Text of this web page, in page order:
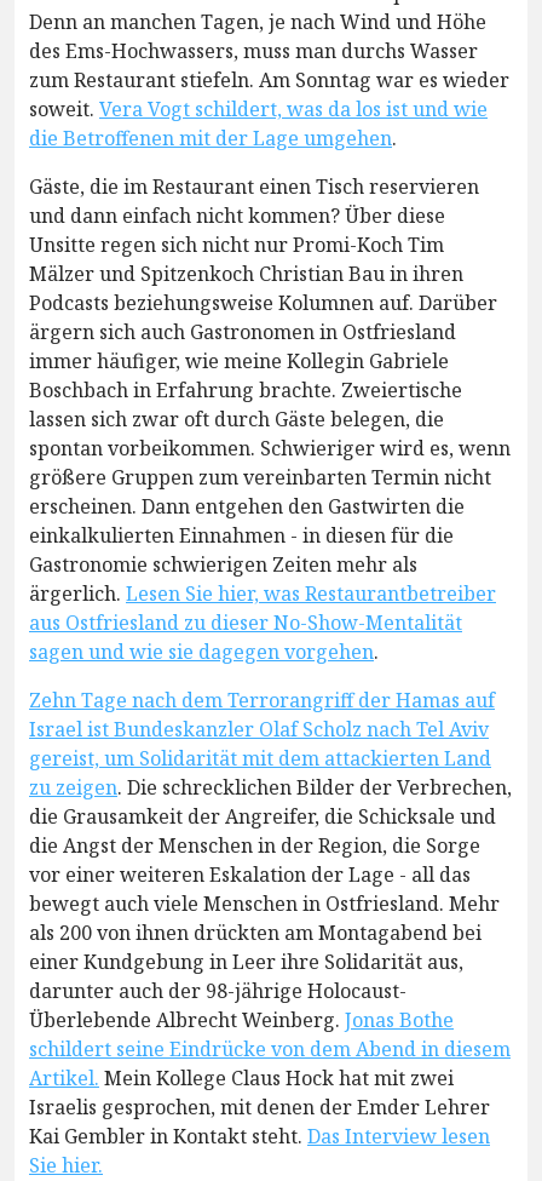
Denn an manchen Tagen, je nach Wind und Höhe
des Ems-Hochwassers, muss man durchs Wasser
zum Restaurant stiefeln. Am Sonntag war es wieder
soweit. Vera Vogt schildert, was da los ist und wie
die Betroffenen mit der Lage umgehen.
Gäste, die im Restaurant einen Tisch reservieren
und dann einfach nicht kommen? Über diese
Unsitte regen sich nicht nur Promi-Koch Tim
Mälzer und Spitzenkoch Christian Bau in ihren
Podcasts beziehungsweise Kolumnen auf. Darüber
ärgern sich auch Gastronomen in Ostfriesland
immer häufiger, wie meine Kollegin Gabriele
Boschbach in Erfahrung brachte. Zweiertische
lassen sich zwar oft durch Gäste belegen, die
spontan vorbeikommen. Schwieriger wird es, wenn
größere Gruppen zum vereinbarten Termin nicht
erscheinen. Dann entgehen den Gastwirten die
einkalkulierten Einnahmen - in diesen für die
Gastronomie schwierigen Zeiten mehr als
ärgerlich. Lesen Sie hier, was Restaurantbetreiber
aus Ostfriesland zu dieser No-Show-Mentalität
sagen und wie sie dagegen vorgehen.
Zehn Tage nach dem Terrorangriff der Hamas auf
Israel ist Bundeskanzler Olaf Scholz nach Tel Aviv
gereist, um Solidarität mit dem attackierten Land
zu zeigen. Die schrecklichen Bilder der Verbrechen,
die Grausamkeit der Angreifer, die Schicksale und
die Angst der Menschen in der Region, die Sorge
vor einer weiteren Eskalation der Lage - all das
bewegt auch viele Menschen in Ostfriesland. Mehr
als 200 von ihnen drückten am Montagabend bei
einer Kundgebung in Leer ihre Solidarität aus,
darunter auch der 98-jährige Holocaust-
Überlebende Albrecht Weinberg. Jonas Bothe
schildert seine Eindrücke von dem Abend in diesem
Artikel. Mein Kollege Claus Hock hat mit zwei
Israelis gesprochen, mit denen der Emder Lehrer
Kai Gembler in Kontakt steht. Das Interview lesen
Sie hier.